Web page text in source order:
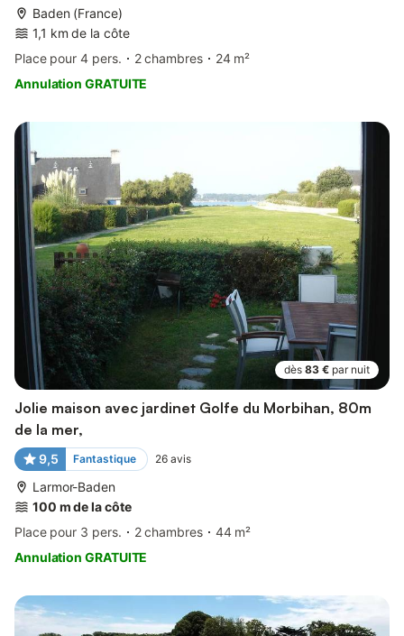
Baden (France)
1,1 km de la côte
Place pour 4 pers.
2 chambres
24 m²
Annulation GRATUITE
dès 83 € par nuit
Jolie maison avec jardinet Golfe du Morbihan, 80m
de la mer,
9,5 Fantastique 26 avis
Larmor-Baden
100 m de la côte
Place pour 3 pers.
2 chambres
44 m²
Annulation GRATUITE